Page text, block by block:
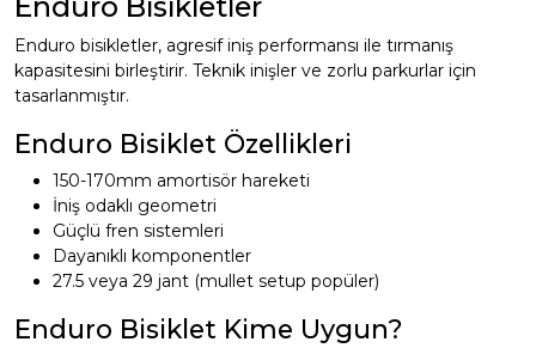
Enduro bisikletler, agresif iniş performansı ile tırmanış
kapasitesini birleştirir. Teknik inişler ve zorlu parkurlar için
tasarlanmıştır.
Enduro Bisiklet Özellikleri
150-170mm amortisör hareketi
İniş odaklı geometri
Güçlü fren sistemleri
Dayanıklı komponentler
27.5 veya 29 jant (mullet setup popüler)
Enduro Bisiklet Kime Uygun?